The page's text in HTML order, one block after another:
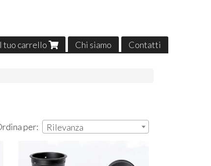
tuo carrello Chi siamo Contatti
per: Rilevanza